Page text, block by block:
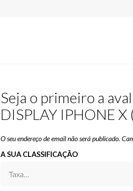
Seja o primeiro a
DISPLAY IPHONE X
O seu endereço de email não será publicado.
A SUA CLASSIFICAÇÃO